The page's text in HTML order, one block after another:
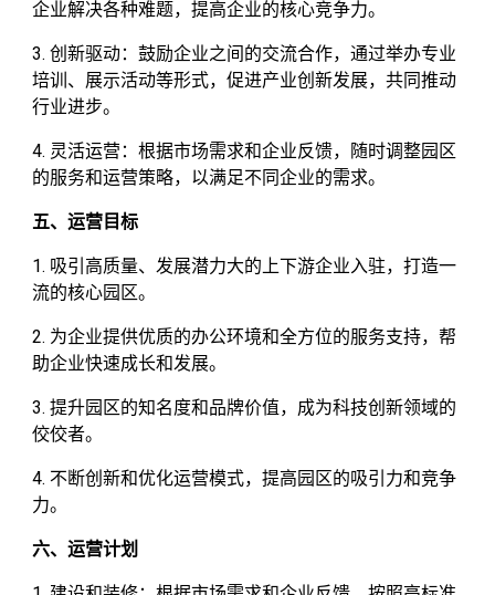
企业解决各种难题，提高企业的核心竞争力。
3. 创新驱动：鼓励企业之间的交流合作，通过举办专业
培训、展示活动等形式，促进产业创新发展，共同推动
行业进步。
4. 灵活运营：根据市场需求和企业反馈，随时调整园区
的服务和运营策略，以满足不同企业的需求。
五、运营目标
1. 吸引高质量、发展潜力大的上下游企业入驻，打造一
流的核心园区。
2. 为企业提供优质的办公环境和全方位的服务支持，帮
助企业快速成长和发展。
3. 提升园区的知名度和品牌价值，成为科技创新领域的
佼佼者。
4. 不断创新和优化运营模式，提高园区的吸引力和竞争
力。
六、运营计划